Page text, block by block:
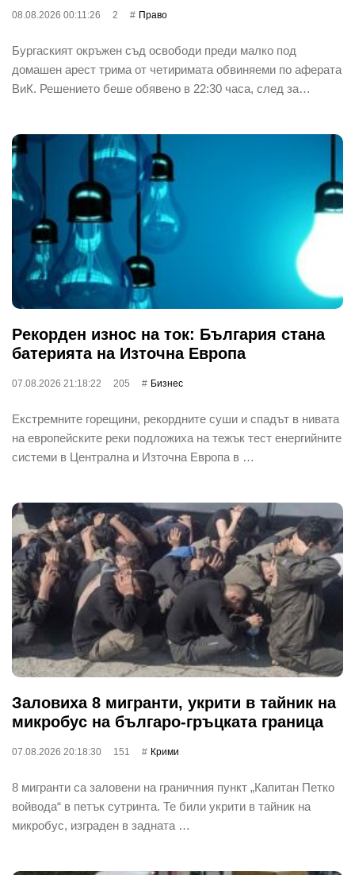
08.08.2026 00:11:26 2 Право
Бургаският окръжен съд освободи преди малко под
домашен арест трима от четиримата обвиняеми по аферата
ВиК. Решението беше обявено в 22:30 часа, след за…
Рекорден износ на ток: България стана
батерията на Източна Европа
07.08.2026 21:18:22 205 Бизнес
Екстремните горещини, рекордните суши и спадът в нивата
на европейските реки подложиха на тежък тест енергийните
системи в Централна и Източна Европа в …
Заловиха 8 мигранти, укрити в тайник на
микробус на българо-гръцката граница
07.08.2026 20:18:30 151 Крими
8 мигранти са заловени на граничния пункт „Капитан Петко
войвода“ в петък сутринта. Те били укрити в тайник на
микробус, изграден в задната …